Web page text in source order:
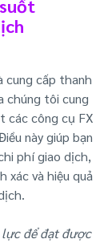
cung cấp thanh
chúng tôi cung
các công cụ FX
này giúp bạn
phí giao dịch,
xác và hiệu quả
để đạt được